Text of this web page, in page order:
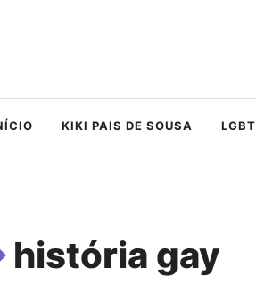
KIKI PAIS DE SOUSA LGBT
história gay